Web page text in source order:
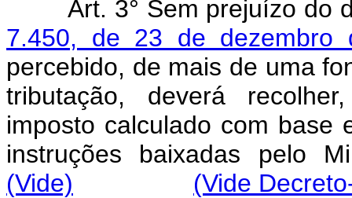
Art. 3° Sem prejuízo do
7.450, de 23 de dezembro
percebido, de mais de uma
tributação, deverá
imposto calculado com base
instruções baixadas
(Vide)
(Vide